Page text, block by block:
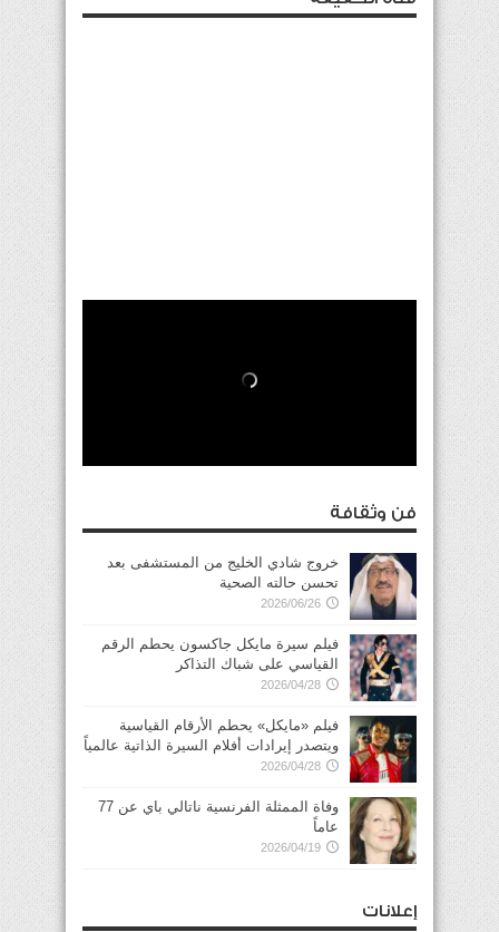
فن وثقافة
خروج شادي الخليج من المستشفى بعد
تحسن حالته الصحية
2026/06/26
فيلم سيرة مايكل جاكسون يحطم الرقم
القياسي على شباك التذاكر
2026/04/28
فيلم «مايكل» يحطم الأرقام القياسية
ويتصدر إيرادات أفلام السيرة الذاتية عالمياً
2026/04/28
وفاة الممثلة الفرنسية ناتالي باي عن 77
عاماً
2026/04/19
إعلانات